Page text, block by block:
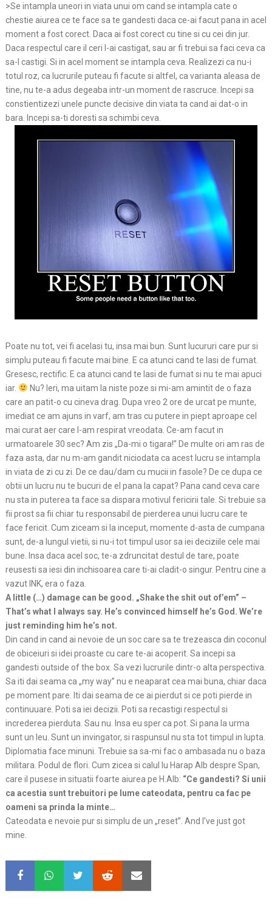
>Se intampla uneori in viata unui om cand se intampla cate o
chestie aiurea ce te face sa te gandesti daca ce-ai facut pana in acel
moment a fost corect. Daca ai fost corect cu tine si cu cei din jur.
Daca respectul care il ceri l-ai castigat, sau ar fi trebui sa faci ceva ca
sa-l castigi. Si in acel moment se intampla ceva. Realizezi ca nu-i
totul roz, ca lucrurile puteau fi facute si altfel, ca varianta aleasa de
tine, nu te-a adus degeaba intr-un moment de rascruce. Incepi sa
constientizezi unele puncte decisive din viata ta cand ai dat-o in
bara. Incepi sa-ti doresti sa schimbi ceva.
Poate nu tot, vei fi acelasi tu, insa mai bun. Sunt lucururi care pur si
simplu puteau fi facute mai bine. E ca atunci cand te lasi de fumat.
Gresesc, rectific. E ca atunci cand te lasi de fumat si nu te mai apuci
iar.
Nu? Ieri, ma uitam la niste poze si mi-am amintit de o faza
care an patit-o cu cineva drag. Dupa vreo 2 ore de urcat pe munte,
imediat ce am ajuns in varf, am tras cu putere in piept aproape cel
mai curat aer care l-am respirat vreodata. Ce-am facut in
urmatoarele 30 sec? Am zis „Da-mi o tigara!” De multe ori am ras de
faza asta, dar nu m-am gandit niciodata ca acest lucru se intampla
in viata de zi cu zi. De ce dau/dam cu mucii in fasole? De ce dupa ce
obtii un lucru nu te bucuri de el pana la capat? Pana cand ceva care
nu sta in puterea ta face sa dispara motivul fericirii tale. Si trebuie sa
fii prost sa fii chiar tu responsabil de pierderea unui lucru care te
face fericit. Cum ziceam si la inceput, momente d-asta de cumpana
sunt, de-a lungul vietii, si nu-i tot timpul usor sa iei deciziile cele mai
bune. Insa daca acel soc, te-a zdruncitat destul de tare, poate
reusesti sa iesi din inchisoarea care ti-ai cladit-o singur. Pentru cine a
vazut INK, era o faza.
A little (…) damage can be good. „Shake the shit out of’em” –
That’s what I always say. He’s convinced himself he’s God. We’re
just reminding him he’s not.
Din cand in cand ai nevoie de un soc care sa te trezeasca din coconul
de obiceiuri si idei proaste cu care te-ai acoperit. Sa incepi sa
gandesti outside of the box. Sa vezi lucrurile dintr-o alta perspectiva.
Sa iti dai seama ca „my way” nu e neaparat cea mai buna, chiar daca
pe moment pare. Iti dai seama de ce ai pierdut si ce poti pierde in
continuuare. Poti sa iei decizii. Poti sa recastigi respectul si
increderea pierduta. Sau nu. Insa eu sper ca pot. Si pana la urma
sunt un leu. Sunt un invingator, si raspunsul nu sta tot timpul in lupta.
Diplomatia face minuni. Trebuie sa sa-mi fac o ambasada nu o baza
militara. Podul de flori. Cum zicea si calul lu Harap Alb despre Span,
care il pusese in situatii foarte aiurea pe H.Alb: “Ce gandesti? Si unii
ca acestia sunt trebuitori pe lume cateodata, pentru ca fac pe
oameni sa prinda la minte…
Cateodata e nevoie pur si simplu de un „reset”. And I’ve just got
mine.